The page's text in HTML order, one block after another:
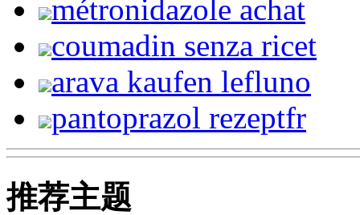
métronidazole achat
coumadin senza ricet
arava kaufen lefluno
pantoprazol rezeptfr
推荐主题